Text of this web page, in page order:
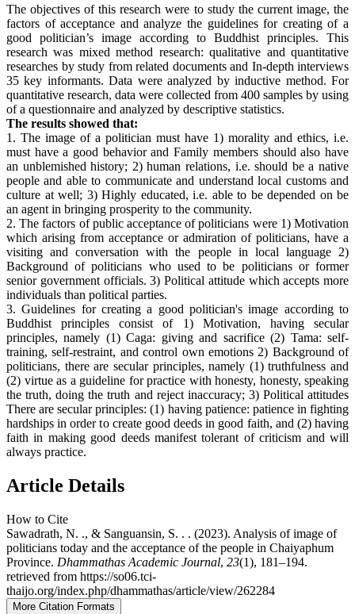
The objectives of this research were to study the current image, the
factors of acceptance and analyze the guidelines for creating of a
good politician’s image according to Buddhist principles. This
research was mixed method research: qualitative and quantitative
researches by study from related documents and In-depth interviews
35 key informants. Data were analyzed by inductive method. For
quantitative research, data were collected from 400 samples by using
of a questionnaire and analyzed by descriptive statistics.
The results showed that:
1. The image of a politician must have 1) morality and ethics, i.e.
must have a good behavior and Family members should also have
an unblemished history; 2) human relations, i.e. should be a native
people and able to communicate and understand local customs and
culture at well; 3) Highly educated, i.e. able to be depended on be
an agent in bringing prosperity to the community.
2. The factors of public acceptance of politicians were 1) Motivation
which arising from acceptance or admiration of politicians, have a
visiting and conversation with the people in local language 2)
Background of politicians who used to be politicians or former
senior government officials. 3) Political attitude which accepts more
individuals than political parties.
3. Guidelines for creating a good politician's image according to
Buddhist principles consist of 1) Motivation, having secular
principles, namely (1) Caga: giving and sacrifice (2) Tama: self-
training, self-restraint, and control own emotions 2) Background of
politicians, there are secular principles, namely (1) truthfulness and
(2) virtue as a guideline for practice with honesty, honesty, speaking
the truth, doing the truth and reject inaccuracy; 3) Political attitudes
There are secular principles: (1) having patience: patience in fighting
hardships in order to create good deeds in good faith, and (2) having
faith in making good deeds manifest tolerant of criticism and will
always practice.
Article Details
How to Cite
Sawadrath, N. ., & Sanguansin, S. . . (2023). Analysis of image of
politicians today and the acceptance of the people in Chaiyaphum
Province. Dhammathas Academic Journal, 23(1), 181–194.
retrieved from https://so06.tci-
thaijo.org/index.php/dhammathas/article/view/262284
More Citation Formats